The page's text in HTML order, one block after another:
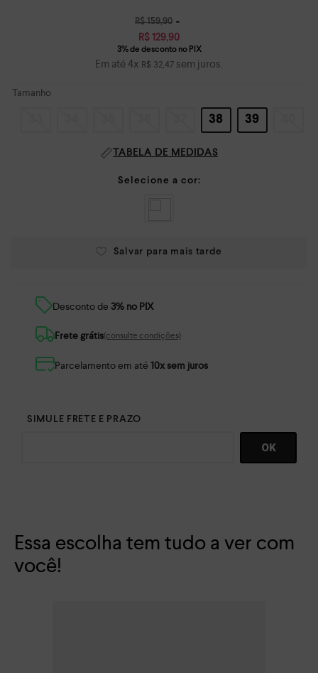
R$ 159,90
R$ 129,90
Em até 4x R$ 32,47 sem juros.
Tamanho
38 39
TABELA DE MEDIDAS
Desconto de 3% no PIX
Frete grátis(consulte condições)
Parcelamento em até 10x sem juros
Essa escolha tem tudo a ver com
você!